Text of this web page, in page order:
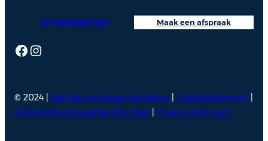
Facebook
Instagram
Maak een afspraak
Tel: 088 9000 535
© 2024 | Rechten en privacyverklaring Cookiestatement
Gebruikersvoorwaarden Mijn Bey
Privacy statement